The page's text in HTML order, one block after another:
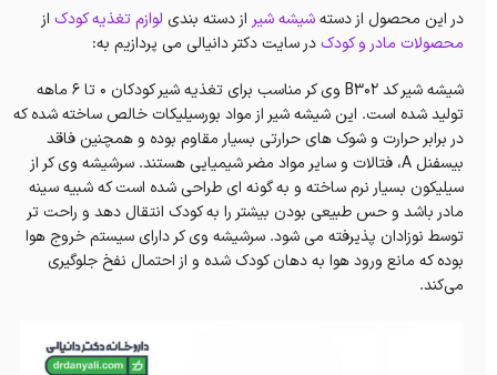
در این محصول از دستهشیشه شیر از دسته بندی لوازم تغذیه کودک از
محصولات مادر و کودک در سایت دکتر دانیالی می پردازیم به:
شیشه شیر کد B302 وی کر مناسب برای تغذیه شیر کودکان 0 تا 6 ماهه
تولید شده است. این شیشه شیر از مواد بورسیلیکات خالص ساخته شده که
در برابر حرارت و شوک های حرارتی بسیار مقاوم بوده و همچنین فاقد
بیسفنل A، فتالات و سایر مواد مضر شیمیایی هستند. سرشیشه وی کر از
سیلیکون بسیار نرم ساخته و به گونه ای طراحی شده است که شبیه سینه
مادر باشد و حس طبیعی بودن بیشتر را به کودک انتقال دهد و راحت تر
توسط نوزادان پذیرفته می شود. سرشیشه وی کر دارای سیستم خروج هوا
بوده که مانع ورود هوا به دهان کودک شده و از احتمال نفخ جلوگیری
می‌کند.